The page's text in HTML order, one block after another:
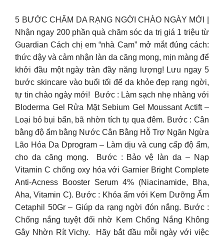
5 BƯỚC CHĂM DA RẠNG NGỜI CHÀO NGÀY MỚI ​|
Nhận ngay 200 phần quà chăm sóc da trị giá 1 triệu từ
Guardian Cách chị em “nhà Cam” mở mắt đúng cách:
thức dậy và cảm nhận làn da căng mọng, mịn màng để
khởi đầu một ngày tràn đầy năng lượng!​ Lưu ngay 5
bước skincare vào buổi tối để da khỏe đẹp rạng ngời,
tự tin chào ngày mới! ​ Bước : Làm sạch nhẹ nhàng với
BIoderma Gel Rửa Mặt Sebium Gel Moussant Actift –
Loại bỏ bụi bẩn, bã nhờn tích tụ qua đêm.​ Bước : Cân
bằng độ ẩm bằng Nước Cân Bằng Hỗ Trợ Ngăn Ngừa
Lão Hóa Da Dprogram – Làm dịu và cung cấp độ ẩm,
cho da căng mọng. ​ Bước : Bảo vệ làn da – Nạp
Vitamin C chống oxy hóa với Garnier Bright Complete
Anti-Acness Booster Serum 4% (Niacinamide, Bha,
Aha, Vitamin C).​ Bước : Khóa ẩm với Kem Dưỡng Ẩm
Cetaphil 50Gr – Giúp da rạng ngời đón nắng.​ Bước :
Chống nắng tuyệt đối nhờ Kem Chống Nắng Không
Gây Nhờn Rít Vichy. ​ Hãy bắt đầu mỗi ngày với việc